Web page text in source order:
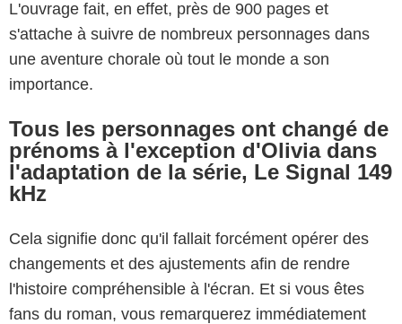
L'ouvrage fait, en effet, près de 900 pages et
s'attache à suivre de nombreux personnages dans
une aventure chorale où tout le monde a son
importance.
Tous les personnages ont changé de
prénoms à l'exception d'Olivia dans
l'adaptation de la série, Le Signal 149
kHz
Cela signifie donc qu'il fallait forcément opérer des
changements et des ajustements afin de rendre
l'histoire compréhensible à l'écran. Et si vous êtes
fans du roman, vous remarquerez immédiatement